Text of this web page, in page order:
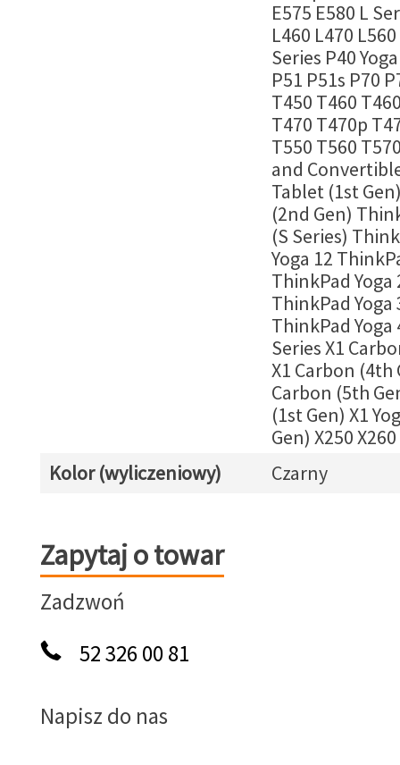
E575 E580 L
L460 L470
Series P40
P51 P51s P70
T450 T460
T470 T470p
T550 T560
and
Tablet (1st
(2nd Gen)
(S Series)
Yoga 12
ThinkPad Yoga
ThinkPad Yoga
ThinkPad Yoga
Series X1
X1 Carbon (4th
Carbon (5th
(1st Gen) X1
Gen) X250
Kolor (wyliczeniowy)
Czarny
Zapytaj o towar
Zapytaj o towar
Zadzwoń
52 326 00 81
Napisz do nas